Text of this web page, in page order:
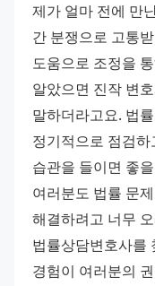
제가 얼마 전에 만
간 분쟁으로 고통
도움으로 조정을
알았으면 진작 변
말하더라고요. 법
정기적으로 점검
습관을 들이면 좋
여러분도 법률 문
해결하려고 너무
법률상담변호사를
경험이 여러분의